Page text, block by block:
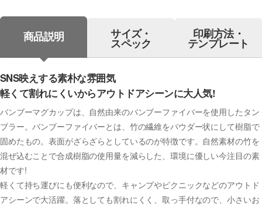
商品説明 サイズ・
スペック
印刷方法・
テンプレート
SNS映えする素朴な雰囲気
軽くて割れにくいからアウトドアシーンに大人気!
バンブーマグカップは、自然由来のバンブーファイバーを使用したタン
ブラー。バンブーファイバーとは、竹の繊維をパウダー状にして樹脂で
固めたもの。表面がざらざらとしているのが特徴です。自然素材の竹を
混ぜ込むことで合成樹脂の使用量を減らした、環境に優しい今注目の素
材です!
軽くて持ち運びにも便利なので、キャンプやピクニックなどのアウトド
アシーンで大活躍。落としても割れにくく、取っ手付なので、小さいお